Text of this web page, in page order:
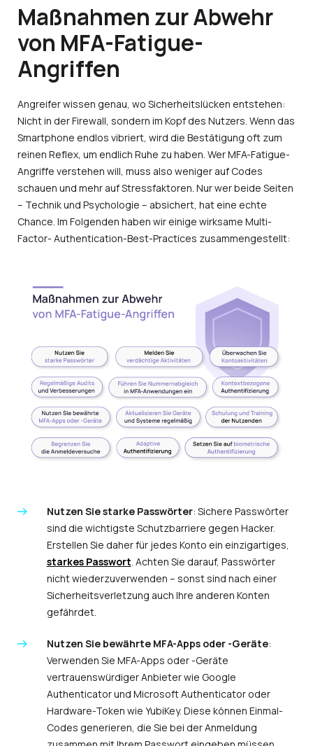
Maßnahmen zur Abwehr
von MFA-Fatigue-
Angriffen
Angreifer wissen genau, wo Sicherheitslücken entstehen:
Nicht in der Firewall, sondern im Kopf des Nutzers. Wenn das
Smartphone endlos vibriert, wird die Bestätigung oft zum
reinen Reflex, um endlich Ruhe zu haben. Wer MFA-Fatigue-
Angriffe verstehen will, muss also weniger auf Codes
schauen und mehr auf Stressfaktoren. Nur wer beide Seiten
– Technik und Psychologie – absichert, hat eine echte
Chance. Im Folgenden haben wir einige wirksame Multi-
Factor- Authentication-Best-Practices zusammengestellt:
Nutzen Sie starke Passwörter: Sichere Passwörter
sind die wichtigste Schutzbarriere gegen Hacker.
Erstellen Sie daher für jedes Konto ein einzigartiges,
starkes Passwort. Achten Sie darauf, Passwörter
nicht wiederzuverwenden – sonst sind nach einer
Sicherheitsverletzung auch Ihre anderen Konten
gefährdet.
Nutzen Sie bewährte MFA-Apps oder -Geräte:
Verwenden Sie MFA-Apps oder -Geräte
vertrauenswürdiger Anbieter wie Google
Authenticator und Microsoft Authenticator oder
Hardware-Token wie YubiKey. Diese können Einmal-
Codes generieren, die Sie bei der Anmeldung